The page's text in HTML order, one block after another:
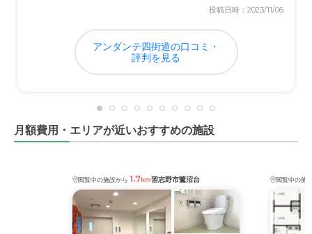
料金費用について
他の施設の状況が、正確な把握できていないが、妥当な料
投稿日時：2023/11/06
アンダンテ四街道の口コミ・
評判を見る
月額費用・エリアが近いおすすめの施設
閲覧中の施設から 1.7km習志野市鷺沼台 閲覧中の施